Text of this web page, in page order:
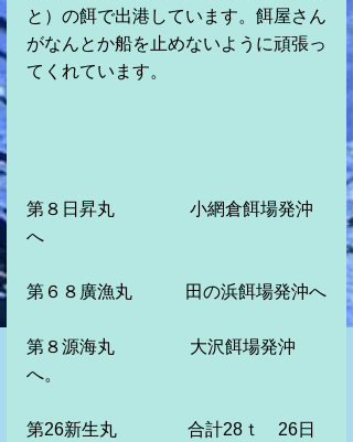
と）の餌で出港しています。餌屋さん
がなんとか船を止めないように頑張っ
てくれています。
第８日昇丸　　　　 小網倉餌場発沖
へ
第６８廣漁丸　　　田の浜餌場発沖へ
第８源海丸　　　 　大沢餌場発沖
へ。
第26新生丸　　　　合計28ｔ　26日